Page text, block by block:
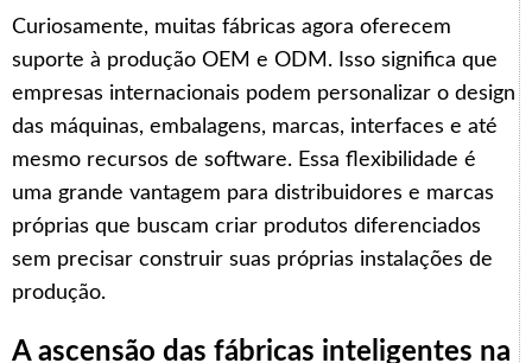
Curiosamente, muitas fábricas agora oferecem
suporte à produção OEM e ODM. Isso significa que
empresas internacionais podem personalizar o design
das máquinas, embalagens, marcas, interfaces e até
mesmo recursos de software. Essa flexibilidade é
uma grande vantagem para distribuidores e marcas
próprias que buscam criar produtos diferenciados
sem precisar construir suas próprias instalações de
produção.
A ascensão das fábricas inteligentes na